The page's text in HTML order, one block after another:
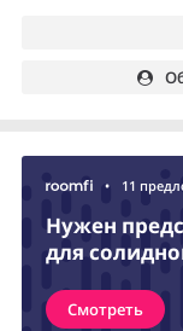
• 11
Нужен
для
Смотреть